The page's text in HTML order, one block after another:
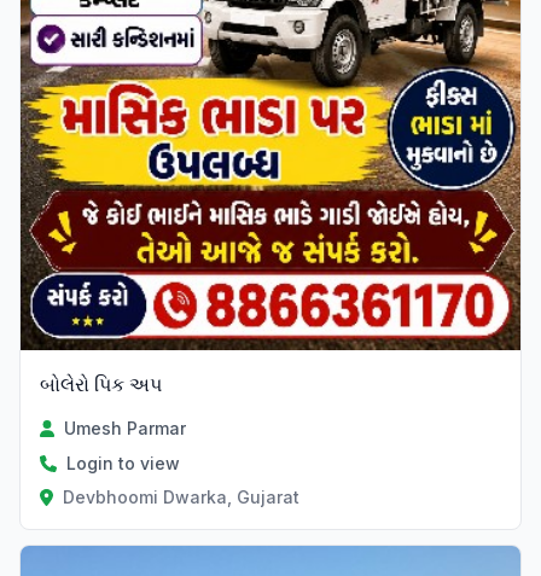
બોલેરો પિક અપ
Umesh Parmar
Login to view
Devbhoomi Dwarka, Gujarat